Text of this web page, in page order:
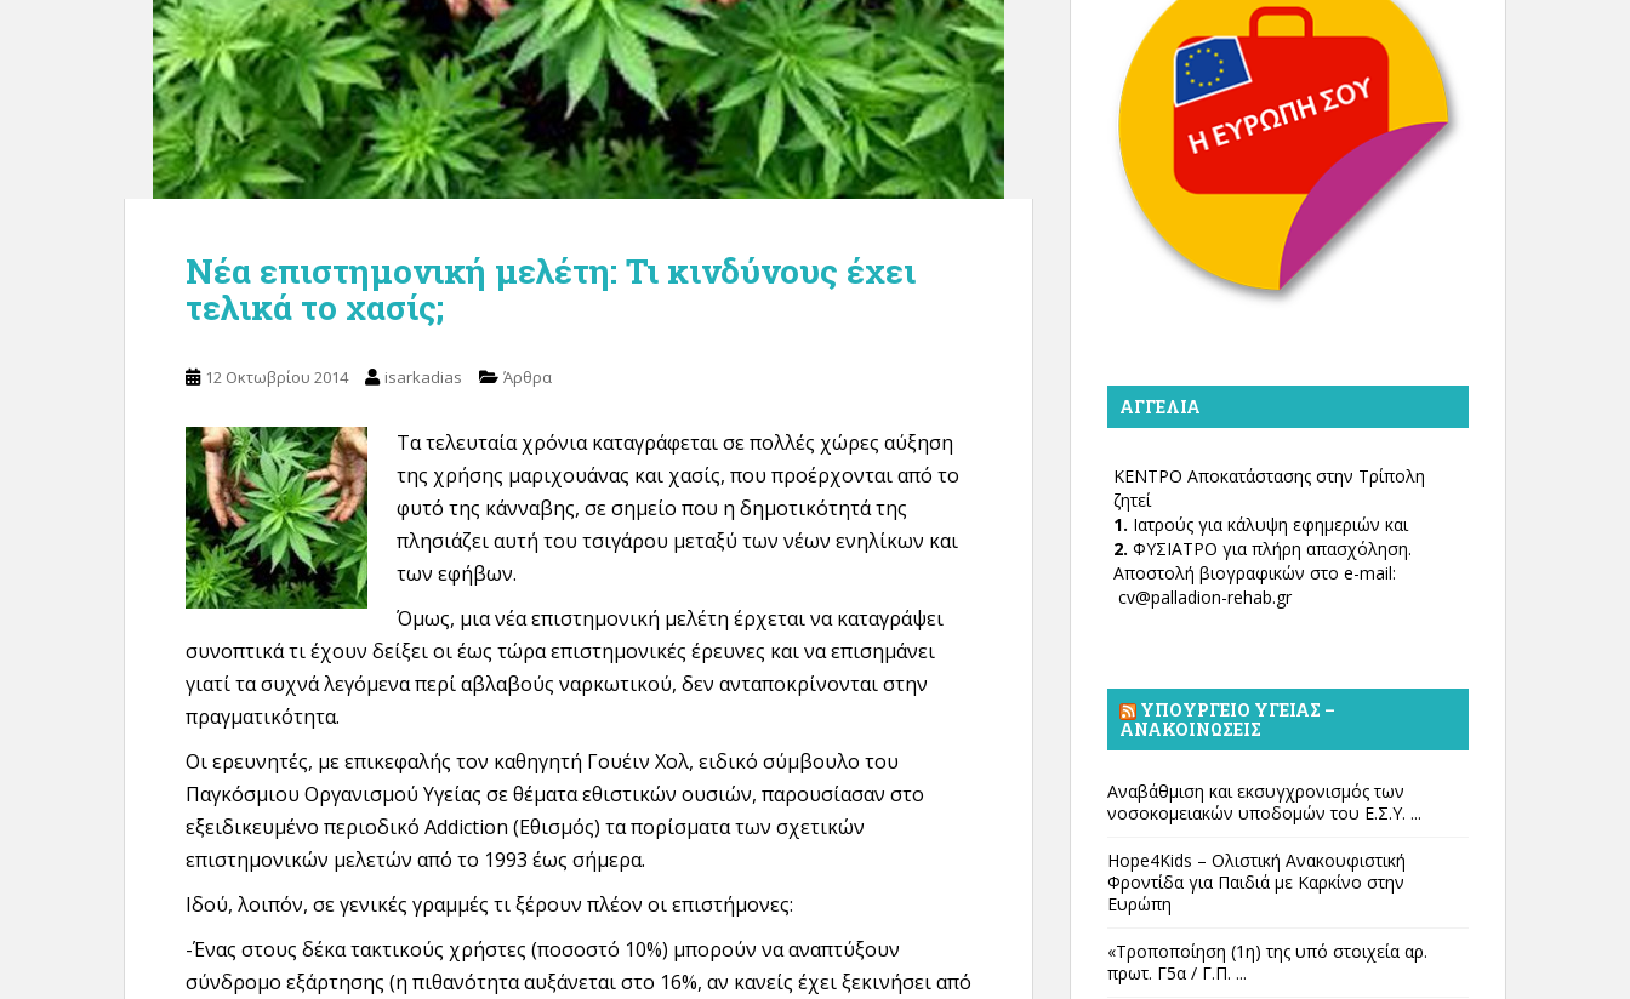
Νέα επιστημονική μελέτη: Τι κινδύνους έχει
τελικά το χασίς;
12 Οκτωβρίου 2014 isarkadias Άρθρα
Τα τελευταία χρόνια καταγράφεται σε πολλές χώρες αύξηση
της χρήσης μαριχουάνας και χασίς, που προέρχονται από το
φυτό της κάνναβης, σε σημείο που η δημοτικότητά της
πλησιάζει αυτή του τσιγάρου μεταξύ των νέων ενηλίκων και
των εφήβων.
Όμως, μια νέα επιστημονική μελέτη έρχεται να καταγράψει
συνοπτικά τι έχουν δείξει οι έως τώρα επιστημονικές έρευνες και να επισημάνει
γιατί τα συχνά λεγόμενα περί αβλαβούς ναρκωτικού, δεν ανταποκρίνονται στην
πραγματικότητα.
Οι ερευνητές, με επικεφαλής τον καθηγητή Γουέιν Χολ, ειδικό σύμβουλο του
Παγκόσμιου Οργανισμού Υγείας σε θέματα εθιστικών ουσιών, παρουσίασαν στο
εξειδικευμένο περιοδικό Addiction (Εθισμός) τα πορίσματα των σχετικών
επιστημονικών μελετών από το 1993 έως σήμερα.
Ιδού, λοιπόν, σε γενικές γραμμές τι ξέρουν πλέον οι επιστήμονες:
-Ένας στους δέκα τακτικούς χρήστες (ποσοστό 10%) μπορούν να αναπτύξουν
σύνδρομο εξάρτησης (η πιθανότητα αυξάνεται στο 16%, αν κανείς έχει ξεκινήσει από
ΑΓΓΕΛΊΑ
ΚΕΝΤΡΟ Αποκατάστασης στην Τρίπολη
ζητεί
1. Ιατρούς για κάλυψη εφημεριών και
2. ΦΥΣΙΑΤΡΟ για πλήρη απασχόληση.
Αποστολή βιογραφικών στο e-mail:
cv@palladion-rehab.gr
ΥΠΟΥΡΓΕΊΟ ΥΓΕΊΑΣ –
ΑΝΑΚΟΙΝΏΣΕΙΣ
Αναβάθμιση και εκσυγχρονισμός των
νοσοκομειακών υποδομών του Ε.Σ.Υ. ...
Hope4Kids – Ολιστική Ανακουφιστική
Φροντίδα για Παιδιά με Καρκίνο στην
Ευρώπη
«Τροποποίηση (1η) της υπό στοιχεία αρ.
πρωτ. Γ5α / Γ.Π. ...